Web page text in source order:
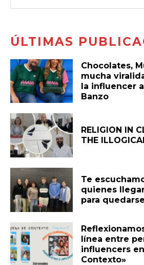
ÚLTIMAS
Chocolates,
mucha
la influencer
Banzo
RELIGION IN
THE
Te
quienes
para quedarse
línea entre
influencers
Contexto»